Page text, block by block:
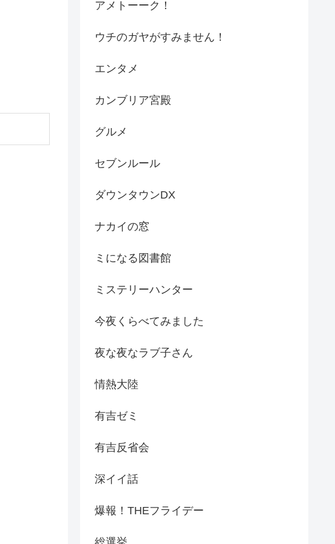
アメトーーク！
ウチのガヤがすみません！
エンタメ
カンブリア宮殿
グルメ
セブンルール
ダウンタウンDX
ナカイの窓
ミになる図書館
ミステリーハンター
今夜くらべてみました
夜な夜なラブ子さん
情熱大陸
有吉ゼミ
有吉反省会
深イイ話
爆報！THEフライデー